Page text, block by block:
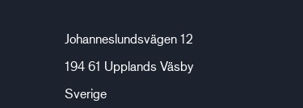
Johanneslundsvägen 12
194 61 Upplands Väsby
Sverige